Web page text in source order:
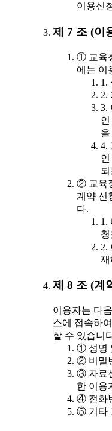
이용신
제 7 조 (이
① 교육
에는 이
1.
2.
3.
4.
② 교육
계약 신
다.
1.
2.
재
제 8 조 (계
이용자는 다
스에 접속하
할 수 있습니
① 성명
② 비밀
③ 자료
한 이용
④ 전화
⑤ 기타